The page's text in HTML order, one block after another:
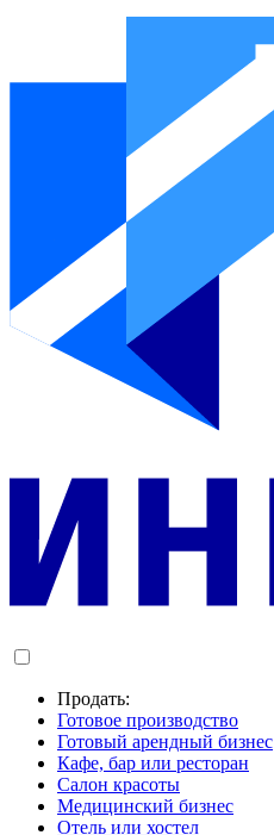
Продать:
Готовое производство
Готовый арендный бизнес
Кафе, бар или ресторан
Салон красоты
Медицинский бизнес
Отель или хостел